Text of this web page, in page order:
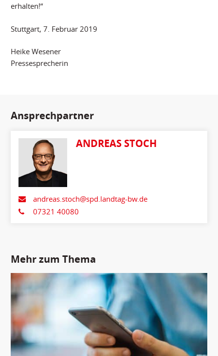
erhalten!“
Stuttgart, 7. Februar 2019
Heike Wesener
Pressesprecherin
Ansprechpartner
ANDREAS STOCH
andreas.stoch@spd.landtag-bw.de
07321 40080
Mehr zum Thema